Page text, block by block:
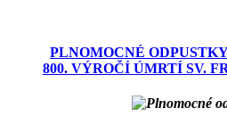
PLNOMOCNÉ
800. VÝROČÍ ÚMRTÍ SV.